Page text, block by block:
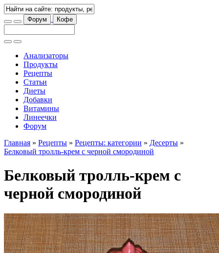
Форум Кофе
Анализаторы
Продукты
Рецепты
Статьи
Диеты
Добавки
Витамины
Линеечки
Форум
Главная » Рецепты » Рецепты: категории » Десерты »
Белковый тролль-крем с черной смородиной
Белковый тролль-крем с
черной смородиной